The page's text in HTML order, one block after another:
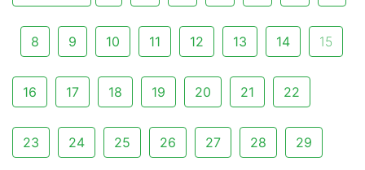
8 9 10 11 12 13 14 15
16 17 18 19 20 21 22
23 24 25 26 27 28 29